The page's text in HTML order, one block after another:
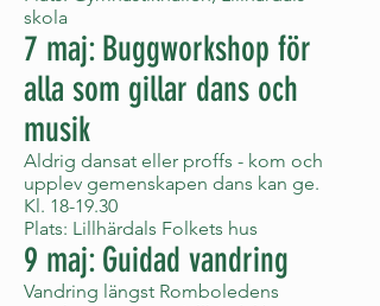
skola
7 maj: Buggworkshop för
alla som gillar dans och
musik
Aldrig dansat eller proffs - kom och
upplev gemenskapen dans kan ge.
Kl. 18-19.30
Plats: Lillhärdals Folkets hus
9 maj: Guidad vandring
Vandring längst Romboledens